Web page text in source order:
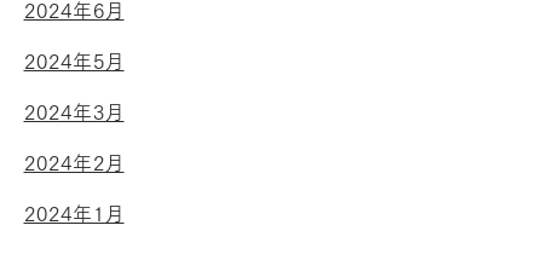
2024年6月
2024年5月
2024年3月
2024年2月
2024年1月